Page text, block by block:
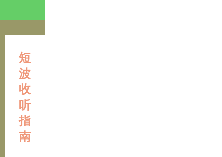
短
波
收
听
指
南